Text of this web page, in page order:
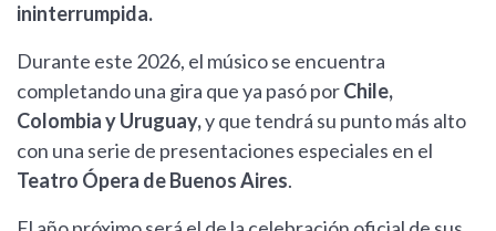
ininterrumpida.
Durante este 2026, el músico se encuentra
completando una gira que ya pasó porChile,
Colombia y Uruguay,y que tendrá su punto más alto
con una serie de presentaciones especiales en el
Teatro Ópera de Buenos Aires.